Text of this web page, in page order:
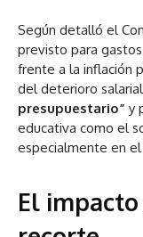
Según detalló el
previsto para
frente a la inflación
del deterioro
presupuestario” y
educativa como el
especialmente en
El